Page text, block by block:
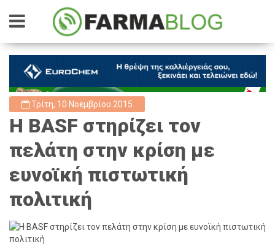
Τρίτη, 10 Νοεμβρίου 2015
Η BASF στηρίζει τον
πελάτη στην κρίση με
ευνοϊκή πιστωτική
πολιτική